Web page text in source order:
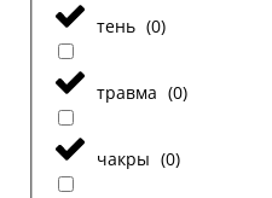
тень (0)
травма (0)
чакры (0)